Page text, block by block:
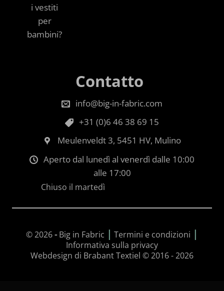
i vestiti
per
bambini?
Contatto
info@big-in-fabric.com
+31 (0)6 46 38 69 15
Meulenveldt 3, 5451 HV, Mulino
Aperto dal lunedì al venerdì dalle 10:00
alle 17:00
Chiuso il martedì
© 2026-Big in Fabric | Termini e condizioni |
Informativa sulla privacy
Webdesign di Brabant Textiel © 2016 - 2026